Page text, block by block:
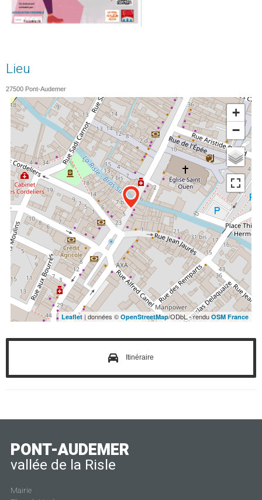
Lieu
27500 Pont-Audemer
+
−
Leaflet | données © OpenStreetMap/ODbL - rendu OSM France
Itinéraire
PONT-AUDEMER
vallée de la Risle
Mairie